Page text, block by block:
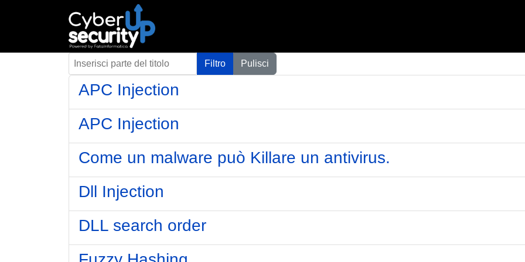
Inserisci parte del titolo Filtro Pulisci
APC Injection
APC Injection
Come un malware può Killare un antivirus.
Dll Injection
DLL search order